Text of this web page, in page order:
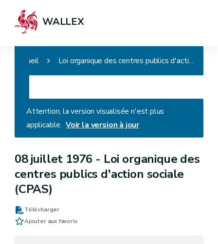
WALLEX
Accueil Loi organique des centres publics d'action sociale (CPAS)
Attention, la version visualisée n'est plus
applicable. Voir la version à jour
08 juillet 1976 - Loi organique des
centres publics d'action sociale
(CPAS)
Télécharger
Ajouter aux favoris